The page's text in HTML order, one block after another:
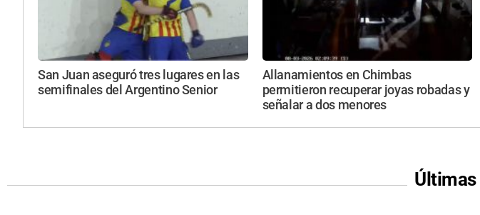
San Juan aseguró tres lugares en las
semifinales del Argentino Senior
Allanamientos en Chimbas
permitieron recuperar joyas robadas y
señalar a dos menores
Últimas